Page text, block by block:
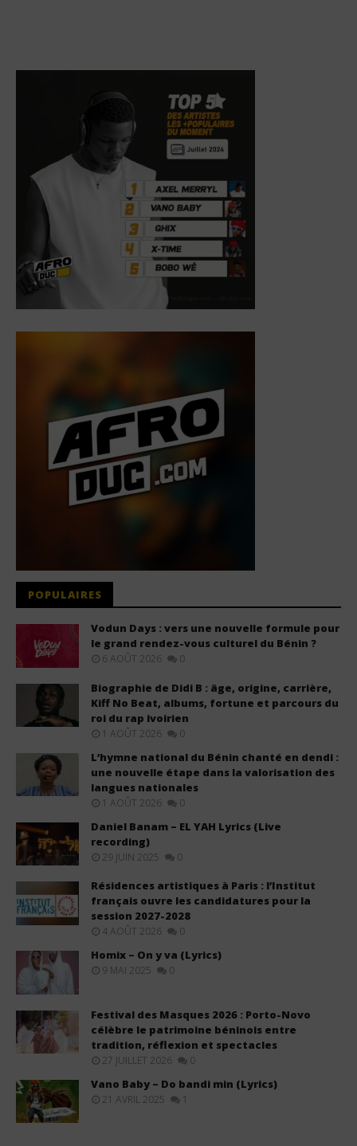
POPULAIRES
Vodun Days : vers une nouvelle formule pour
le grand rendez-vous culturel du Bénin ?
6 AOÛT 2026 0
Biographie de Didi B : âge, origine, carrière,
Kiff No Beat, albums, fortune et parcours du
roi du rap ivoirien
1 AOÛT 2026 0
L’hymne national du Bénin chanté en dendi :
une nouvelle étape dans la valorisation des
langues nationales
1 AOÛT 2026 0
Daniel Banam – EL YAH Lyrics (Live
recording)
29 JUIN 2025 0
Résidences artistiques à Paris : l’Institut
français ouvre les candidatures pour la
session 2027-2028
4 AOÛT 2026 0
Homix – On y va (Lyrics)
9 MAI 2025 0
Festival des Masques 2026 : Porto-Novo
célèbre le patrimoine béninois entre
tradition, réflexion et spectacles
27 JUILLET 2026 0
Vano Baby – Do bandi min (Lyrics)
21 AVRIL 2025 1